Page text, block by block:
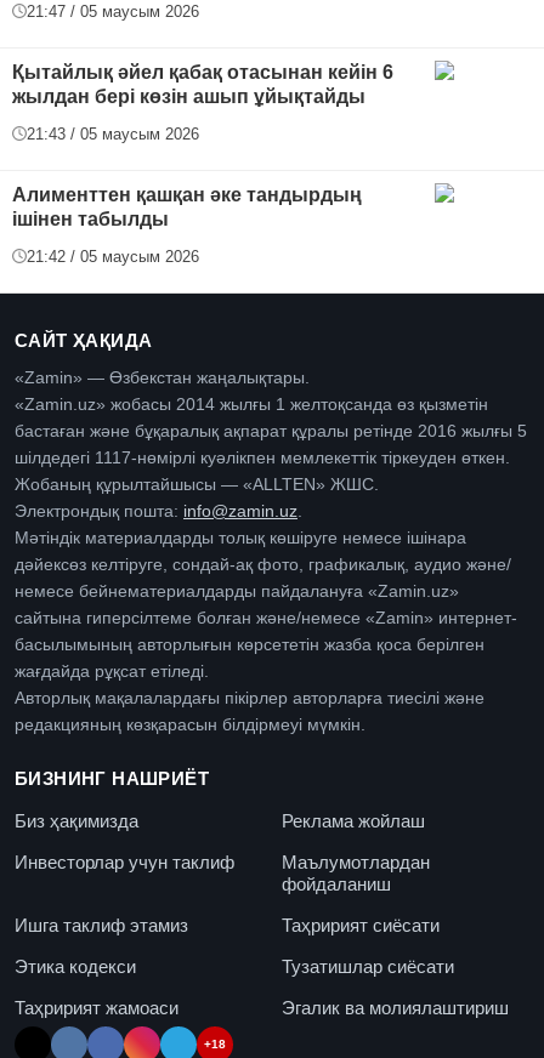
21:47 / 05 маусым 2026
Қытайлық әйел қабақ отасынан кейін 6
жылдан бері көзін ашып ұйықтайды
21:43 / 05 маусым 2026
Алименттен қашқан әке тандырдың
ішінен табылды
21:42 / 05 маусым 2026
САЙТ ҲАҚИДА
«Zamin» — Өзбекстан жаңалықтары.
«Zamin.uz» жобасы 2014 жылғы 1 желтоқсанда өз қызметін
бастаған және бұқаралық ақпарат құралы ретінде 2016 жылғы 5
шілдедегі 1117-нөмірлі куәлікпен мемлекеттік тіркеуден өткен.
Жобаның құрылтайшысы — «ALLTEN» ЖШС.
Электрондық пошта: info@zamin.uz
Мәтіндік материалдарды толық көшіруге немесе ішінара
дәйексөз келтіруге, сондай-ақ фото, графикалық, аудио және/
немесе бейнематериалдарды пайдалануға «Zamin.uz»
сайтына гиперсілтеме болған және/немесе «Zamin» интернет-
басылымының авторлығын көрсететін жазба қоса берілген
жағдайда рұқсат етіледі.
Авторлық мақалалардағы пікірлер авторларға тиесілі және
редакцияның көзқарасын білдірмеуі мүмкін.
БИЗНИНГ НАШРИЁТ
Биз ҳақимизда
Реклама жойлаш
Инвесторлар учун таклиф
Маълумотлардан
фойдаланиш
Ишга таклиф этамиз
Таҳририят сиёсати
Этика кодекси
Тузатишлар сиёсати
Таҳририят жамоаси
Эгалик ва молиялаштириш
+18